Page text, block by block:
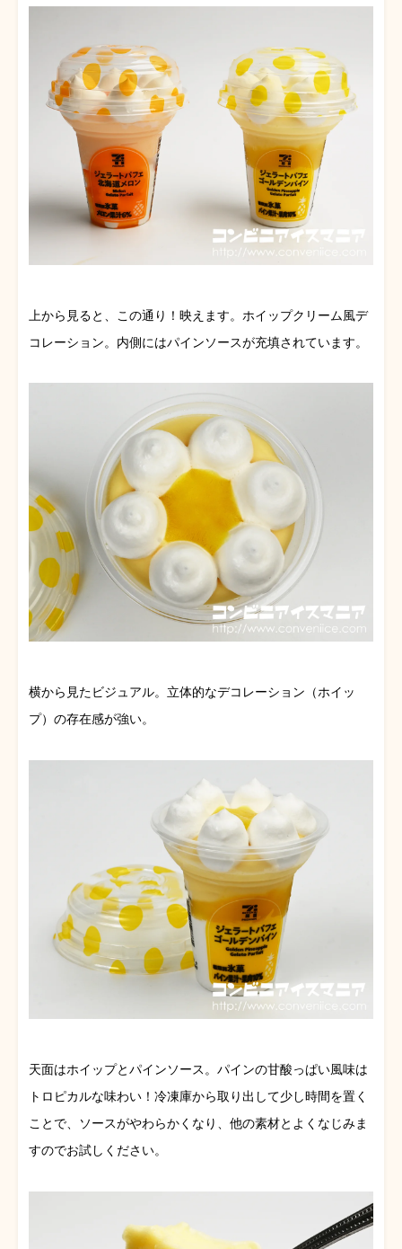
上から見ると、この通り！映えます。ホイップクリーム風デ
コレーション。内側にはパインソースが充填されています。
横から見たビジュアル。立体的なデコレーション（ホイッ
プ）の存在感が強い。
天面はホイップとパインソース。パインの甘酸っぱい風味は
トロピカルな味わい！冷凍庫から取り出して少し時間を置く
ことで、ソースがやわらかくなり、他の素材とよくなじみま
すのでお試しください。